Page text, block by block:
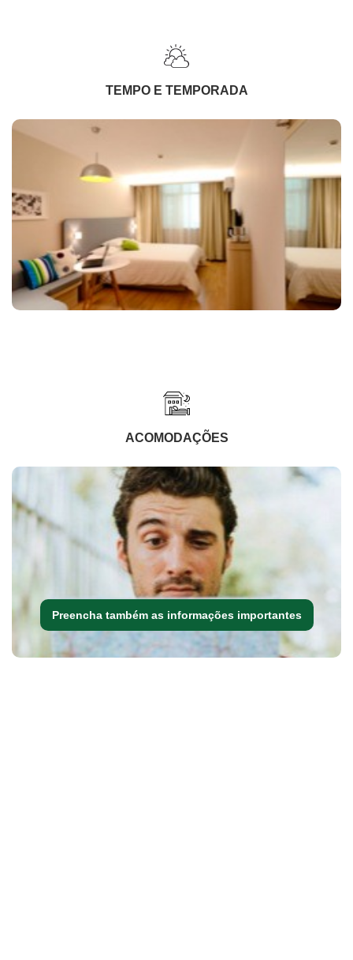
TEMPO E TEMPORADA
ACOMODAÇÕES
Preencha também as informações importantes